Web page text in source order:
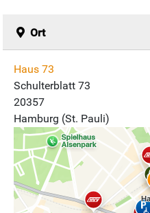
Ort
Haus 73
Schulterblatt 73
20357
Hamburg (St. Pauli)